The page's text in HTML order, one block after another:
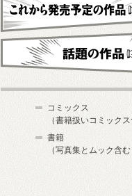
これから発売予定
コミックス
（書籍扱いコミックス
書籍
（写真集とムック含む